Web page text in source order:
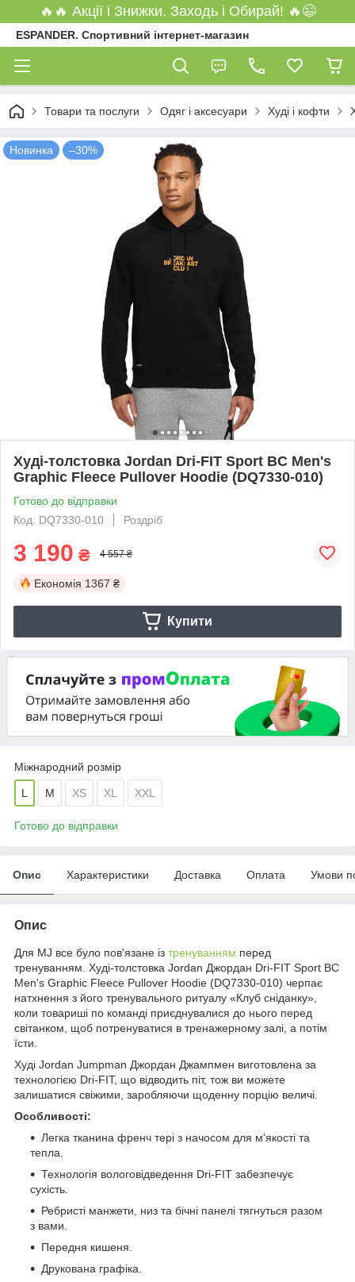
🔥🔥 Акції і Знижки. Заходь і Обирай! 🔥😉
ESPANDER. Спортивний інтернет-магазин
Товари та послуги Одяг і аксесуари Худі і кофти
Новинка –30%
Худі-толстовка Jordan Dri-FIT Sport BC Men's
Graphic Fleece Pullover Hoodie (DQ7330-010)
Готово до відправки
Код: DQ7330-010
Роздріб
3 190 ₴ 4 557 ₴
Економія 1367 ₴
Купити
Міжнародний розмір
L M XS XL XXL
Готово до відправки
Опис Характеристики Доставка Оплата Умови
Опис
Для MJ все було пов'язане із тренуванням перед
тренуванням. Худі-толстовка Jordan Джордан Dri-FIT Sport BC
Men's Graphic Fleece Pullover Hoodie (DQ7330-010) черпає
натхнення з його тренувального ритуалу «Клуб сніданку»,
коли товариші по команді приєднувалися до нього перед
світанком, щоб потренуватися в тренажерному залі, а потім
їсти.
Худі Jordan Jumpman Джордан Джампмен виготовлена за
технологією Dri-FIT, що відводить піт, тож ви можете
залишатися свіжими, заробляючи щоденну порцію величі.
Особливості:
Легка тканина френч тері з начосом для м'якості та
тепла.
Технологія вологовідведення Dri-FIT забезпечує
сухість.
Ребристі манжети, низ та бічні панелі тягнуться разом
з вами.
Передня кишеня.
Друкована графіка.